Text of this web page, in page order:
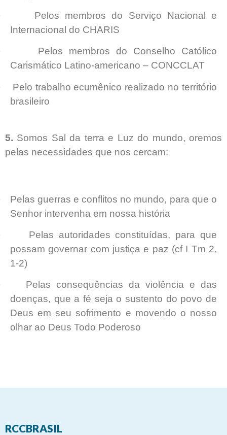
Pelos membros do Serviço Nacional e
Internacional do CHARIS
Pelos membros do Conselho Católico
Carismático Latino-americano – CONCCLAT
Pelo trabalho ecumênico realizado no território
brasileiro
5. Somos Sal da terra e Luz do mundo, oremos
pelas necessidades que nos cercam:
Pelas guerras e conflitos no mundo, para que o
Senhor intervenha em nossa história
Pelas autoridades constituídas, para que
possam governar com justiça e paz (cf I Tm 2,
1-2)
Pelas consequências da violência e das
doenças, que a fé seja o sustento do povo de
Deus em seu sofrimento e movendo o nosso
olhar ao Deus Todo Poderoso
RCCBRASIL